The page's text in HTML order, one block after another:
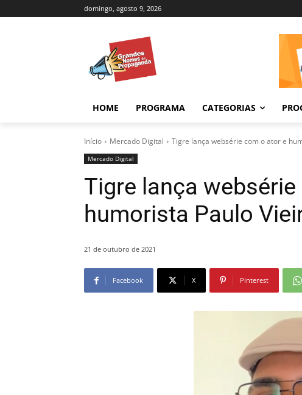
domingo, agosto 9, 2026
HOME PROGRAMA CATEGORIAS
Início Mercado Digital Tigre lança websérie com o ator e
Mercado Digital
Tigre lança
humorista Paulo
21 de outubro de 2021
Facebook X Pinterest